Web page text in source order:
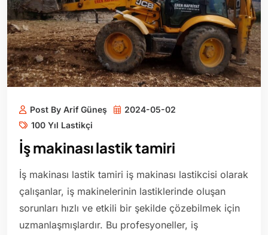
Post By Arif Güneş
2024-05-02
100 Yıl Lastikçi
İş makinası lastik tamiri
İş makinası lastik tamiri iş makinası lastikcisi olarak
çalışanlar, iş makinelerinin lastiklerinde oluşan
sorunları hızlı ve etkili bir şekilde çözebilmek için
uzmanlaşmışlardır. Bu profesyoneller, iş